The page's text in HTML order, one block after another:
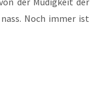
Noch immer ist